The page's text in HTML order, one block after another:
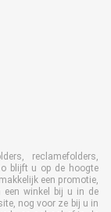
reclamefolders,
blijft u op de hoogte
een promotie,
winkel bij u in de
nog voor ze bij u in